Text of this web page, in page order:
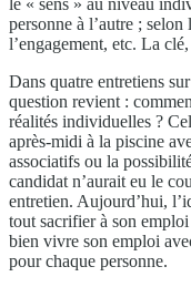
personne à l’autre ;
l’engagement, etc. La
Dans quatre entretiens
question revient :
réalités individuelles ?
après-midi à la piscine
associatifs ou la
candidat n’aurait eu le
entretien. Aujourd’hui,
tout sacrifier à son
bien vivre son emploi
pour chaque personne.